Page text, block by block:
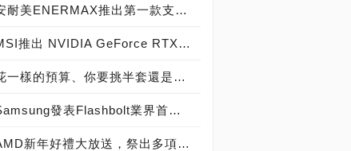
安耐美ENERMAX推出第一款支援Intel Xeon W-2400與W-3400系列Sapphire Rapids-WS處理器LGA4677腳位AIO一體式水冷散熱器 - 幻彩銳龍 LIQTECH TR4 II 360 ARGB
MSI推出 NVIDIA GeForce RTX 4080、4070 Ti GAMING TRIO WHITE 顯示卡
花一樣的預算、你要挑半套還是全套，AMD Ryzen 5 5600X整組不用Intel 12代的半價就能入手
Samsung發表Flashbolt業界首款第三代16GB的HBM2E記憶體技術，效能達到JEDEC最新HBM2標準之3.2Gbps，將推動HPC市場再達巔峰
AMD新年好禮大放送，祭出多項超值Ryzen處理器優惠方案